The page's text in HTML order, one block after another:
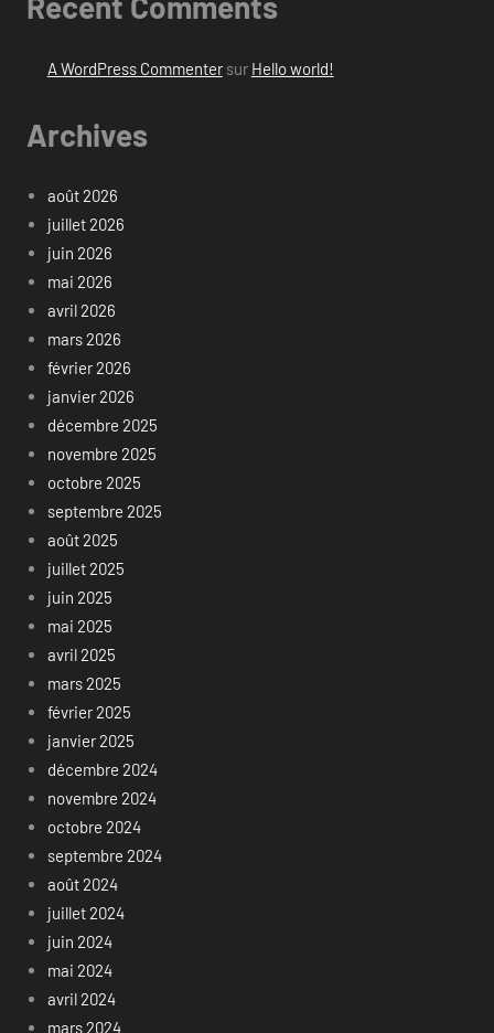
A WordPress Commentersur Hello world!
Archives
août 2026
juillet 2026
juin 2026
mai 2026
avril 2026
mars 2026
février 2026
janvier 2026
décembre 2025
novembre 2025
octobre 2025
septembre 2025
août 2025
juillet 2025
juin 2025
mai 2025
avril 2025
mars 2025
février 2025
janvier 2025
décembre 2024
novembre 2024
octobre 2024
septembre 2024
août 2024
juillet 2024
juin 2024
mai 2024
avril 2024
mars 2024